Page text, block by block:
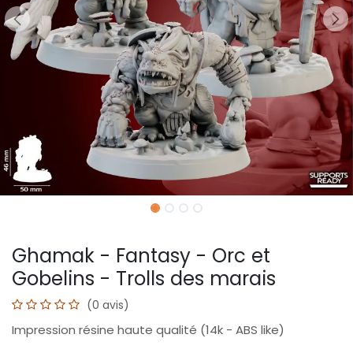
Ghamak - Fantasy - Orc et
Gobelins - Trolls des marais
(0 avis)
Impression résine haute qualité (14k - ABS like)